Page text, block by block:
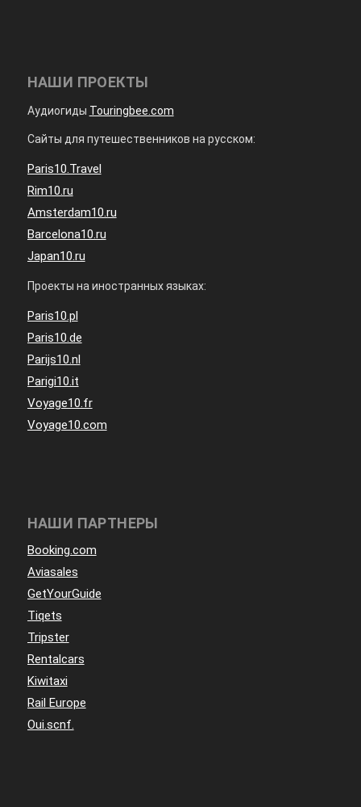
НАШИ ПРОЕКТЫ
Аудиогиды Touringbee.com
Сайты для путешественников на русском:
Paris10.Travel
Rim10.ru
Amsterdam10.ru
Barcelona10.ru
Japan10.ru
Проекты на иностранных языках:
Paris10.pl
Paris10.de
Parijs10.nl
Parigi10.it
Voyage10.fr
Voyage10.com
НАШИ ПАРТНЕРЫ
Booking.com
Aviasales
GetYourGuide
Tiqets
Tripster
Rentalcars
Kiwitaxi
Rail Europe
Oui.scnf.